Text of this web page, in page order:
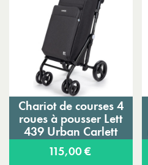
Chariot de courses 4
roues à pousser Lett
439 Urban Carlett
115,00 €